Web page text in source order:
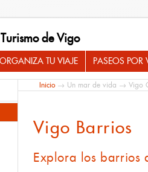
Turismo de Vigo
ORGANIZA TU VIAJE PASEOS POR
Inicio→ Un mar de vida → Vigo
Vigo Barrios
Explora los barrios